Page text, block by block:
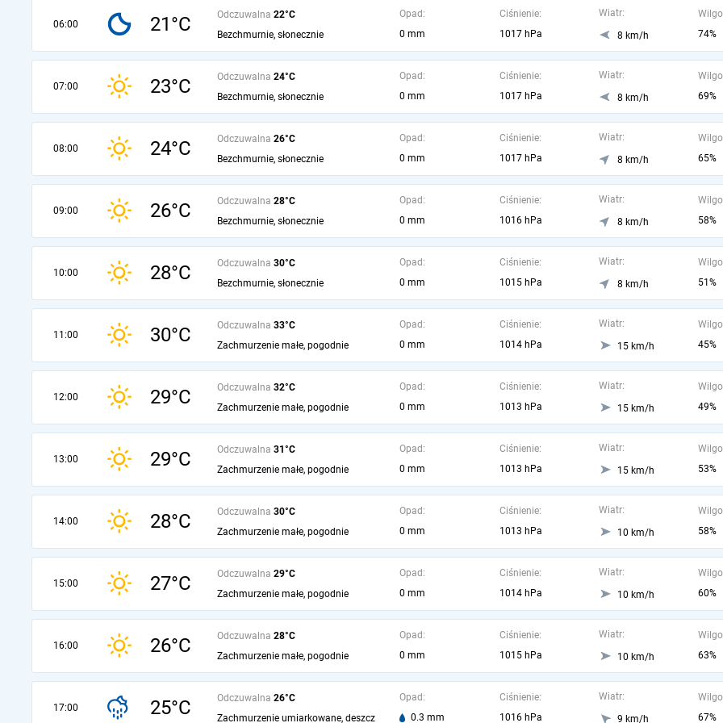
06:00 21°C Odczuwalna 22°C
Bezchmurnie, słonecznie
Opad:
0 mm
Ciśnienie:
1017 hPa
Wiatr:
8 km/h
74%
07:00 23°C Odczuwalna 24°C
Bezchmurnie, słonecznie
Opad:
0 mm
Ciśnienie:
1017 hPa
Wiatr:
8 km/h
69%
08:00 24°C Odczuwalna 26°C
Bezchmurnie, słonecznie
Opad:
0 mm
Ciśnienie:
1017 hPa
Wiatr:
8 km/h
65%
09:00 26°C Odczuwalna 28°C
Bezchmurnie, słonecznie
Opad:
0 mm
Ciśnienie:
1016 hPa
Wiatr:
8 km/h
58%
10:00 28°C Odczuwalna 30°C
Bezchmurnie, słonecznie
Opad:
0 mm
Ciśnienie:
1015 hPa
Wiatr:
8 km/h
51%
11:00 30°C Odczuwalna 33°C
Zachmurzenie małe, pogodnie
Opad:
0 mm
Ciśnienie:
1014 hPa
Wiatr:
15 km/h
45%
12:00 29°C Odczuwalna 32°C
Zachmurzenie małe, pogodnie
Opad:
0 mm
Ciśnienie:
1013 hPa
Wiatr:
15 km/h
49%
13:00 29°C Odczuwalna 31°C
Zachmurzenie małe, pogodnie
Opad:
0 mm
Ciśnienie:
1013 hPa
Wiatr:
15 km/h
53%
14:00 28°C Odczuwalna 30°C
Zachmurzenie małe, pogodnie
Opad:
0 mm
Ciśnienie:
1013 hPa
Wiatr:
10 km/h
58%
15:00 27°C Odczuwalna 29°C
Zachmurzenie małe, pogodnie
Opad:
0 mm
Ciśnienie:
1014 hPa
Wiatr:
10 km/h
60%
16:00 26°C Odczuwalna 28°C
Zachmurzenie małe, pogodnie
Opad:
0 mm
Ciśnienie:
1015 hPa
Wiatr:
10 km/h
63%
17:00 25°C Odczuwalna 26°C
Zachmurzenie umiarkowane, deszcz
Opad:
0.3 mm
Ciśnienie:
1016 hPa
Wiatr:
9 km/h
67%